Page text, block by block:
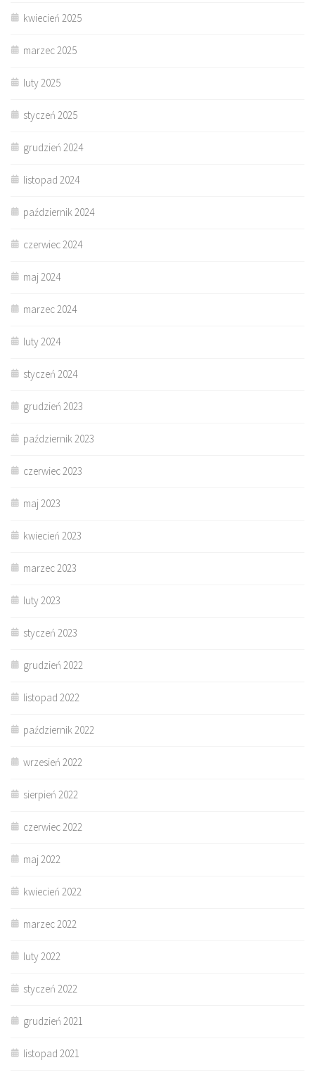
kwiecień 2025
marzec 2025
luty 2025
styczeń 2025
grudzień 2024
listopad 2024
październik 2024
czerwiec 2024
maj 2024
marzec 2024
luty 2024
styczeń 2024
grudzień 2023
październik 2023
czerwiec 2023
maj 2023
kwiecień 2023
marzec 2023
luty 2023
styczeń 2023
grudzień 2022
listopad 2022
październik 2022
wrzesień 2022
sierpień 2022
czerwiec 2022
maj 2022
kwiecień 2022
marzec 2022
luty 2022
styczeń 2022
grudzień 2021
listopad 2021